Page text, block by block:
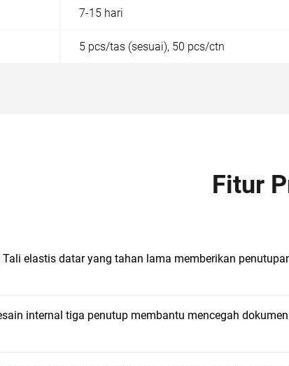
7-15 hari
5 pcs/tas (sesuai), 50 pcs/ctn
Fitur
Tali elastis datar yang tahan lama memberikan
internal tiga penutup membantu mencegah